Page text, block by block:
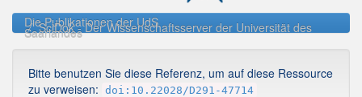
Die Publikationen der UdS
SciDok - Der Wissenschaftsserver der Universität des
Saarlandes
Bitte benutzen Sie diese Referenz, um auf diese Ressource
zu verweisen: doi:10.22028/D291-47714